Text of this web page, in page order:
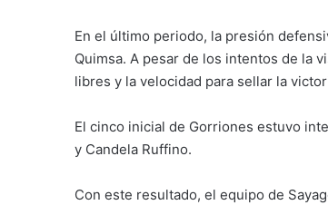
En el último periodo, la presión
Quimsa. A pesar de los intentos de la
libres y la velocidad para sellar la
El cinco inicial de Gorriones estuvo
y Candela Ruffino.
Con este resultado, el equipo de